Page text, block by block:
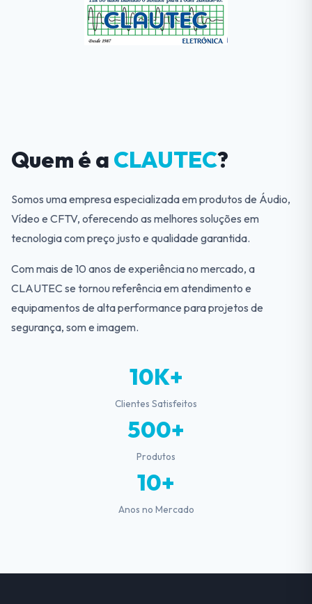
Quem é a CLAUTEC?
Somos uma empresa especializada em produtos de Áudio,
Vídeo e CFTV, oferecendo as melhores soluções em
tecnologia com preço justo e qualidade garantida.
Com mais de 10 anos de experiência no mercado, a
CLAUTEC se tornou referência em atendimento e
equipamentos de alta performance para projetos de
segurança, som e imagem.
10K+
Clientes Satisfeitos
500+
Produtos
10+
Anos no Mercado